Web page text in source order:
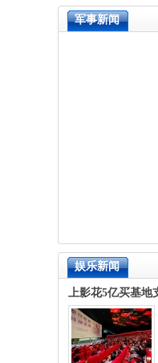
军事新闻
娱乐新闻
上影花5亿买基地